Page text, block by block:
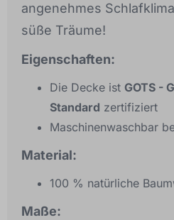
angenehmes
süße Träume!
Eigenschaften:
Die Decke ist GOTS -
Standard zertifiziert
Maschinenwaschbar
Material:
100 % natürliche
Maße: